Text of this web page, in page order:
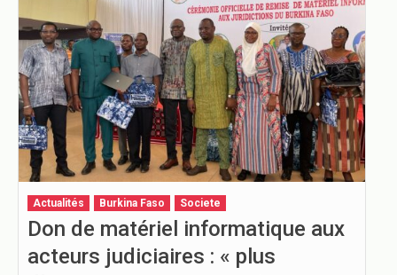
Actualités Burkina Faso Societe
Don de matériel informatique aux
acteurs judiciaires : « plus